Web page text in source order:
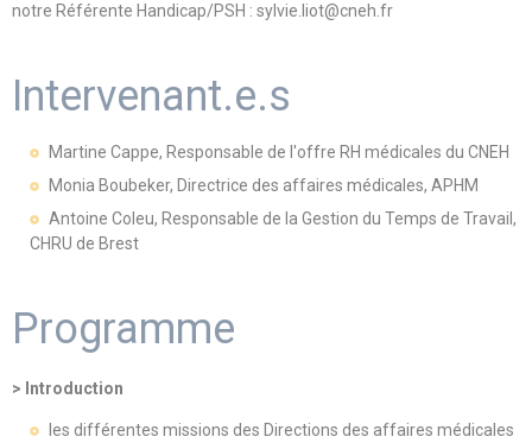
notre Référente Handicap/PSH : sylvie.liot@cneh.fr
Intervenant.e.s
Martine Cappe, Responsable de l'offre RH médicales du CNEH
Monia Boubeker, Directrice des affaires médicales, APHM
Antoine Coleu, Responsable de la Gestion du Temps de Travail,
CHRU de Brest
Programme
> Introduction
les différentes missions des Directions des affaires médicales